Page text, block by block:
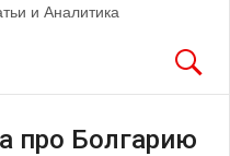
и Аналитика
про Болгарию